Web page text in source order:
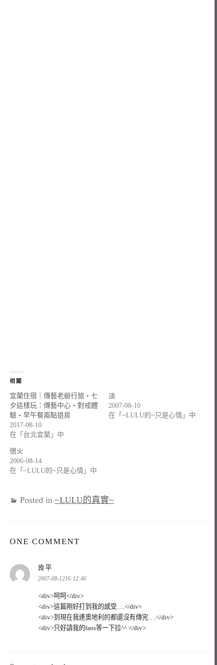
相關
宜蘭住宿｜傳藝老爺行旅・七
夕這樣玩：傳藝中心・對戒體
驗・早午餐兩點退房
2017-08-10
在「台北宜蘭」中
淡
2007-08-10
在「~LULU的~只是心情」中
很火
2006-08-14
在「~LULU的~只是心情」中
Posted in ~LULU的真實~
ONE COMMENT
肯平
示:
2007-08-1216:12:46
<div>呵呵</div>
<div>這篇剛好打到我的感受….</div>
<div>到現在我連奧地利的都還沒有傳完….</div>
<div>只好請我的fans等一下拉^^ </div>